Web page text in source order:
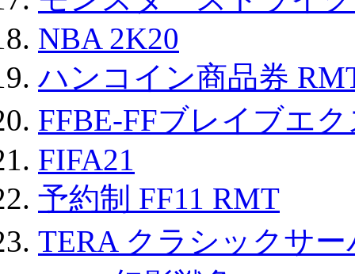
NBA 2K20
ハンコイン商品券
FFBE-FFブレイブエ
FIFA21
予約制 FF11 RMT
TERA クラシックサ